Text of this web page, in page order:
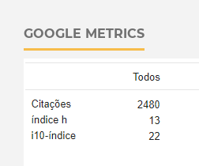
GOOGLE METRICS